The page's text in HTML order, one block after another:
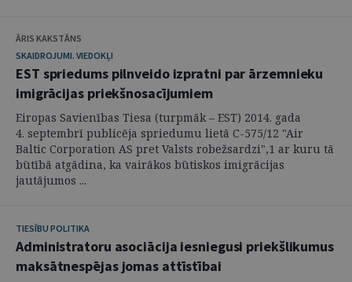
ĀRIS KAKSTĀNS
SKAIDROJUMI. VIEDOKĻI
EST spriedums pilnveido izpratni par ārzemnieku
imigrācijas priekšnosacījumiem
Eiropas Savienības Tiesa (turpmāk – EST) 2014. gada
4. septembrī publicēja spriedumu lietā C-575/12 "Air
Baltic Corporation AS pret Valsts robežsardzi",1 ar kuru tā
būtībā atgādina, ka vairākos būtiskos imigrācijas
jautājumos ...
TIESĪBU POLITIKA
Administratoru asociācija iesniegusi priekšlikumus
maksātnespējas jomas attīstībai